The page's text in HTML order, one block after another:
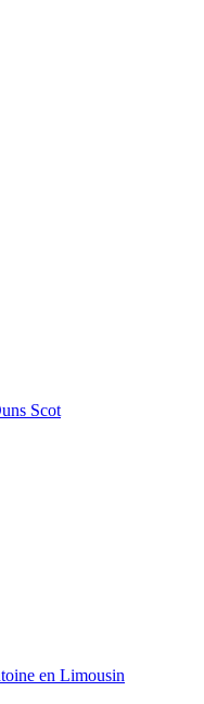
Scot
en Limousin